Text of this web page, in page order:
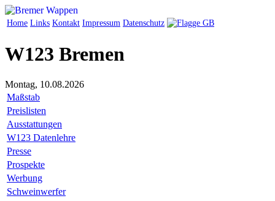
Home Links Kontakt Impressum Datenschutz
W123 Bremen
Montag, 10.08.2026
Maßstab
Preislisten
Ausstattungen
W123 Datenlehre
Presse
Prospekte
Werbung
Schweinwerfer